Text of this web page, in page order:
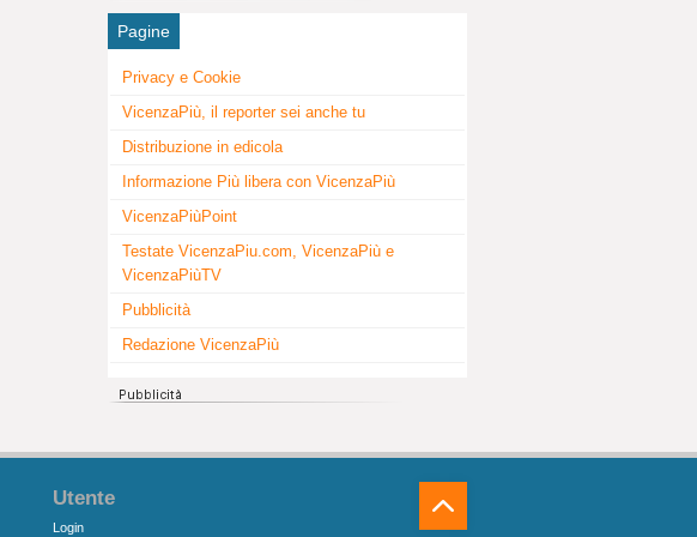
Pagine
Privacy e Cookie
VicenzaPiù, il reporter sei anche tu
Distribuzione in edicola
Informazione Più libera con VicenzaPiù
VicenzaPiùPoint
Testate VicenzaPiu.com, VicenzaPiù e
VicenzaPiùTV
Pubblicità
Redazione VicenzaPiù
Utente
Login